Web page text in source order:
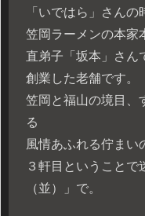
「いではら」さんの
笠岡ラーメンの本家
直弟子「坂本」さん
創業した老舗です。
笠岡と福山の境目、
る
風情あふれる佇まい
３軒目ということ
（並）」で。